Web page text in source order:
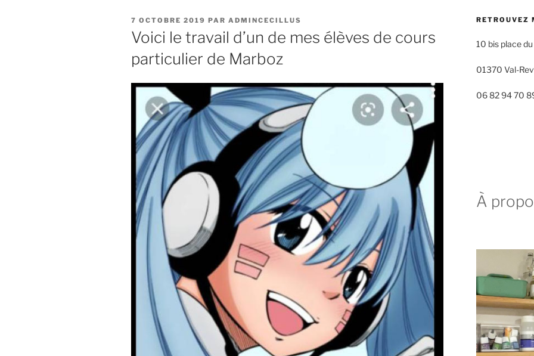
PUBLIÉ
LE
7 OCTOBRE 2019 PAR ADMINCECILLUS
Voici le travail d’un de mes élèves de cours
particulier de Marboz
RETROUVEZ
10 bis place
01370 Val-
06 82 94 70
À